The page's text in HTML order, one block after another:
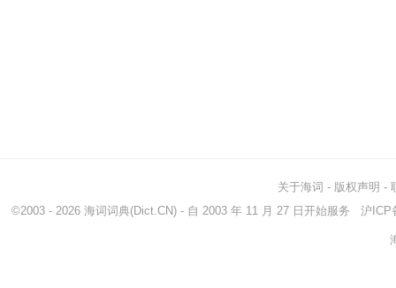
关于海词 - 版权声明 -
©2003 - 2026 海词词典(Dict.CN) - 自 2003 年 11 月 27 日开始服务 沪ICP